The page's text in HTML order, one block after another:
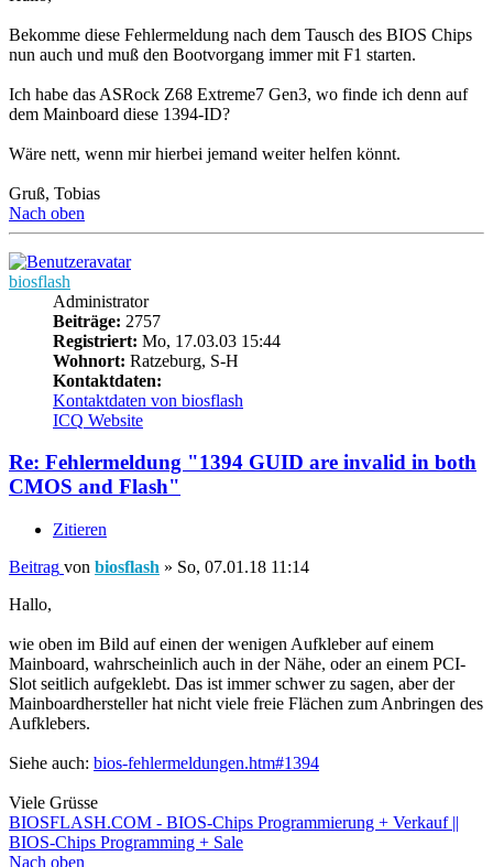
Bekomme diese Fehlermeldung nach dem Tausch des BIOS Chips
nun auch und muß den Bootvorgang immer mit F1 starten.
Ich habe das ASRock Z68 Extreme7 Gen3, wo finde ich denn auf
dem Mainboard diese 1394-ID?
Wäre nett, wenn mir hierbei jemand weiter helfen könnt.
Gruß, Tobias
Nach oben
biosflash
Administrator
Beiträge: 2757
Registriert: Mo, 17.03.03 15:44
Wohnort: Ratzeburg, S-H
Kontaktdaten:
Kontaktdaten von biosflash
ICQ Website
Re: Fehlermeldung "1394 GUID are invalid in both
CMOS and Flash"
Zitieren
Beitrag von biosflash » So, 07.01.18 11:14
Hallo,
wie oben im Bild auf einen der wenigen Aufkleber auf einem
Mainboard, wahrscheinlich auch in der Nähe, oder an einem PCI-
Slot seitlich aufgeklebt. Das ist immer schwer zu sagen, aber der
Mainboardhersteller hat nicht viele freie Flächen zum Anbringen des
Aufklebers.
Siehe auch: bios-fehlermeldungen.htm#1394
Viele Grüsse
BIOSFLASH.COM - BIOS-Chips Programmierung + Verkauf ||
BIOS-Chips Programming + Sale
Nach oben